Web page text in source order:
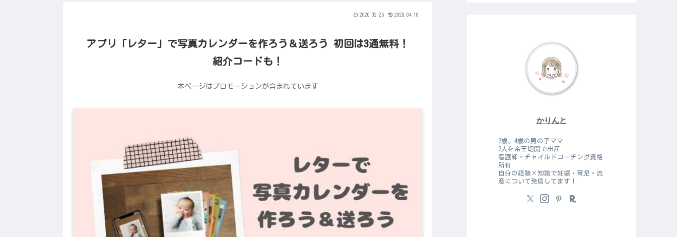
アプリ「レター」で写真カレンダーを作ろう＆送ろう 初回は3通無料！
紹介コードも！
本ページはプロモーションが含まれています
2020.02.25 2020.04.16
かりんと
2歳、4歳の男の子ママ
2人を帝王切開で出産
看護師・チャイルドコーチング資格
所有
自分の経験×知識で妊娠・育児・流
産について発信してます！